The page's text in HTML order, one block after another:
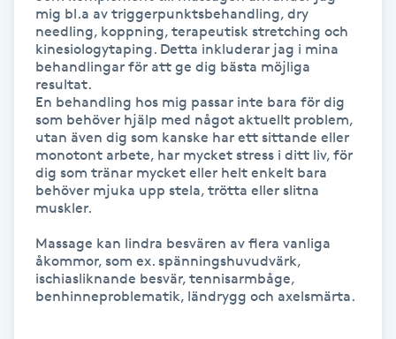
Hot Stone Massage
Hot yoga
Hudföryngring
Huduppstramning
Hudvård
Hyaluronsyra
Hyperhidros
mig bl.a av triggerpunktsbehandling, dry
needling, koppning, terapeutisk stretching och
kinesiologytaping. Detta inkluderar jag i mina
behandlingar för att ge dig bästa möjliga
resultat.
En behandling hos mig passar inte bara för dig
som behöver hjälp med något aktuellt problem,
utan även dig som kanske har ett sittande eller
monotont arbete, har mycket stress i ditt liv, för
dig som tränar mycket eller helt enkelt bara
behöver mjuka upp stela, trötta eller slitna
muskler.
Massage kan lindra besvären av flera vanliga
åkommor, som ex. spänningshuvudvärk,
ischiasliknande besvär, tennisarmbåge,
benhinneproblematik, ländrygg och axelsmärta.